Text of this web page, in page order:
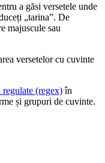
a găsi versetele unde
„tarina”. De
majuscule sau
versetelor cu cuvinte
regulate (regex)în
și grupuri de cuvinte.